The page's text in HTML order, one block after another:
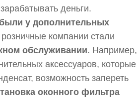
деньги.
у дополнительных
компании стали
обслуживании. Например,
аксессуаров, которые
возможность запереть
оконного фильтра